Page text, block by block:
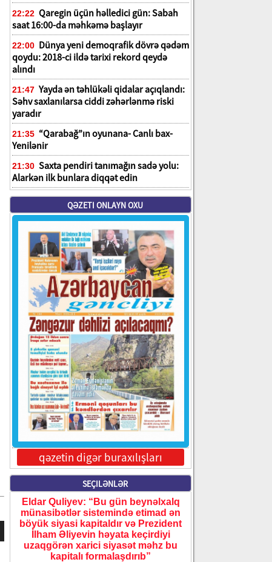
22:22 Qaregin üçün həlledici gün: Sabah
saat 16:00-da məhkəmə başlayır
22:00 Dünya yeni demoqrafik dövrə qədəm
qoydu: 2018-ci ildə tarixi rekord qeydə
alındı
21:47 Yayda ən təhlükəli qidalar açıqlandı:
Səhv saxlanılarsa ciddi zəhərlənmə riski
yaradır
21:35 “Qarabağ”ın oyunana- Canlı bax-
Yenilənir
21:30 Saxta pendiri tanımağın sadə yolu:
Alarkən ilk bunlara diqqət edin
QƏZETI ONLAYN OXU
qəzetin digər buraxılışları
SEÇILƏNLƏR
Eldar Quliyev: “Bu gün beynəlxalq
münasibətlər sistemində etimad ən
böyük siyasi kapitaldır və Prezident
İlham Əliyevin həyata keçirdiyi
uzaqgörən xarici siyasət məhz bu
kapitalı formalaşdırıb”